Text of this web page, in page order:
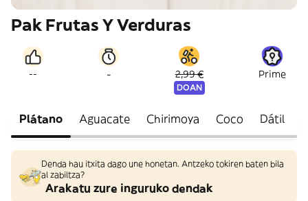
Pak Frutas Y Verduras
-- - 2,99 €
DOAN
Prime
Plátano Aguacate Chirimoya Coco Dátil
Denda hau itxita dago une honetan. Antzeko tokiren baten bila
al zabiltza?
Arakatu zure inguruko dendak